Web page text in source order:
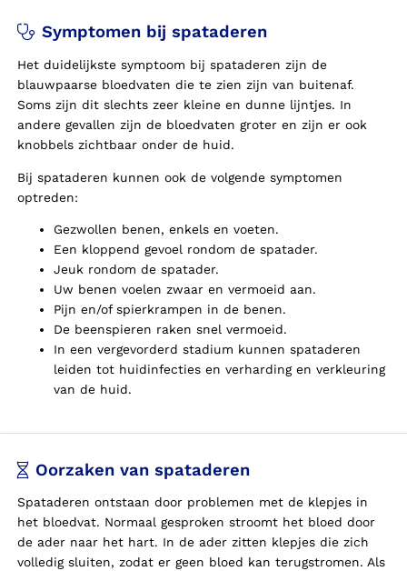
Symptomen bij spataderen
Het duidelijkste symptoom bij spataderen zijn de
blauwpaarse bloedvaten die te zien zijn van buitenaf.
Soms zijn dit slechts zeer kleine en dunne lijntjes. In
andere gevallen zijn de bloedvaten groter en zijn er ook
knobbels zichtbaar onder de huid.
Bij spataderen kunnen ook de volgende symptomen
optreden:
Gezwollen benen, enkels en voeten.
Een kloppend gevoel rondom de spatader.
Jeuk rondom de spatader.
Uw benen voelen zwaar en vermoeid aan.
Pijn en/of spierkrampen in de benen.
De beenspieren raken snel vermoeid.
In een vergevorderd stadium kunnen spataderen
leiden tot huidinfecties en verharding en verkleuring
van de huid.
Oorzaken van spataderen
Spataderen ontstaan door problemen met de klepjes in
het bloedvat. Normaal gesproken stroomt het bloed door
de ader naar het hart. In de ader zitten klepjes die zich
volledig sluiten, zodat er geen bloed kan terugstromen. Als